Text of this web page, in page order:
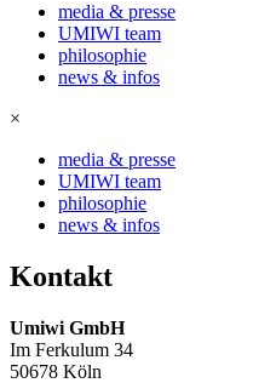
media & presse
UMIWI team
philosophie
news & infos
×
media & presse
UMIWI team
philosophie
news & infos
Kontakt
Umiwi GmbH
Im Ferkulum 34
50678 Köln